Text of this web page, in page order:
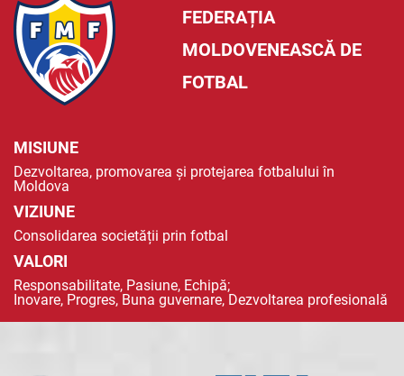
FEDERAȚIA
MOLDOVENEASCĂ DE
FOTBAL
MISIUNE
Dezvoltarea, promovarea și protejarea fotbalului în
Moldova
VIZIUNE
Consolidarea societății prin fotbal
VALORI
Responsabilitate, Pasiune, Echipă;
Inovare, Progres, Buna guvernare, Dezvoltarea profesională